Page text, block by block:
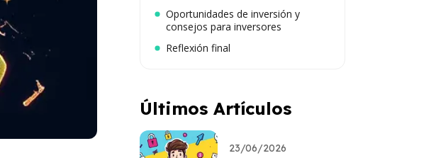
Oportunidades de inversión y
consejos para inversores
Reflexión final
Últimos Artículos
23/06/2026